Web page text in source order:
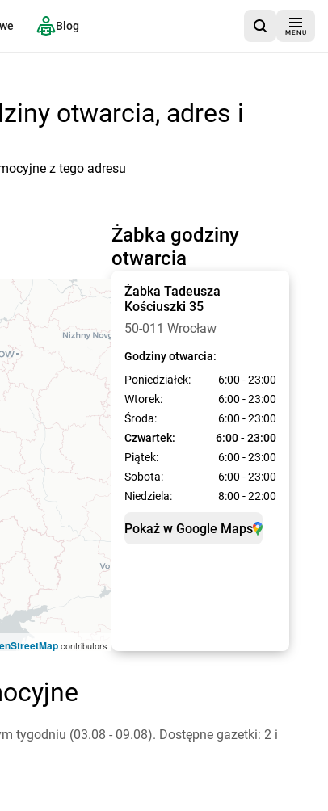
Blog
MENU
otwarcia, adres i
z tego adresu
Żabka godziny
otwarcia
Żabka Tadeusza
Kościuszki 35
50-011 Wrocław
Godziny otwarcia:
Poniedziałek:
6:00 - 23:00
Wtorek:
6:00 - 23:00
Środa:
6:00 - 23:00
Czwartek:
6:00 - 23:00
Piątek:
6:00 - 23:00
Sobota:
6:00 - 23:00
Niedziela:
8:00 - 22:00
Pokaż w Google Maps
contributors
tygodniu (03.08 - 09.08). Dostępne gazetki: 2 i